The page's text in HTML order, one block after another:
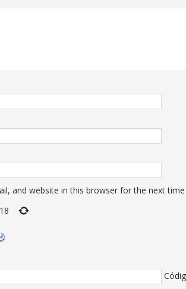
and website in this browser for the next
18